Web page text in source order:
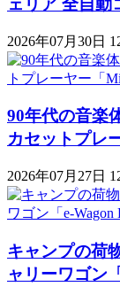
ェリア 全自動
2026年07月30日
90年代の音楽
カセットプレ
2026年07月27日
キャンプの荷
ャリーワゴン